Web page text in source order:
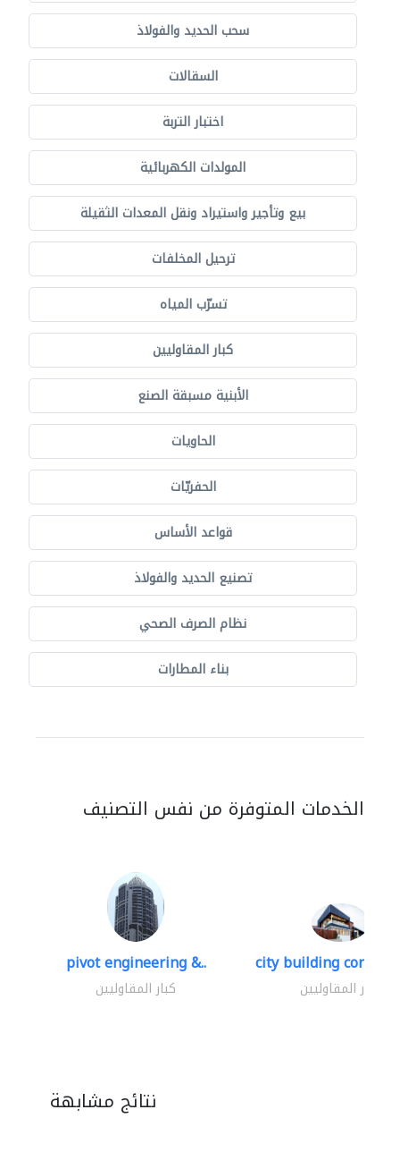
سحب الحديد والفولاذ
السقالات
اختبار التربة
المولدات الكهربائية
بيع وتأجير واستيراد ونقل المعدات الثقيلة
ترحيل المخلفات
تسرّب المياه
كبار المقاوليين
الأبنية مسبقة الصنع
الحاويات
الحفريّات
قواعد الأساس
تصنيع الحديد والفولاذ
نظام الصرف الصحي
بناء المطارات
الخدمات المتوفرة من نفس التصنيف
pivot engineering &..
كبار المقاوليين
city building
كبار المقاوليين
نتائج مشابهة